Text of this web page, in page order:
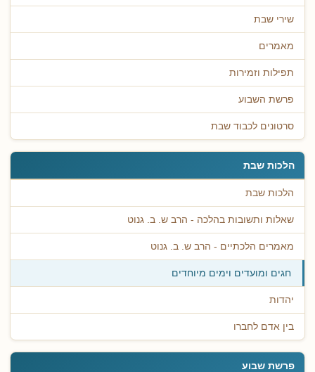
שירי שבת
מאמרים
תפילות וזמירות
פרשת השבוע
סרטונים לכבוד שבת
הלכות שבת
הלכות שבת
שאלות ותשובות בהלכה - הרב ש. ב. גנוט
מאמרים הלכתיים - הרב ש. ב. גנוט
חגים ומועדים וימים מיוחדים
יהדות
בין אדם לחברו
פרשת שבוע